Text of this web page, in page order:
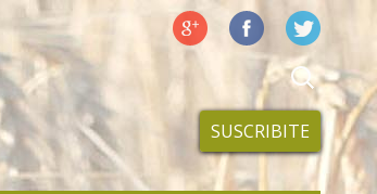
SUSCRIBITE